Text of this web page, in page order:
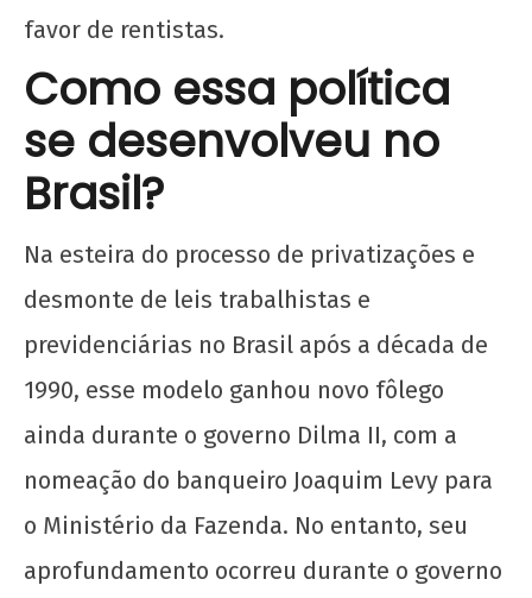
favor de rentistas.
Como essa política
se desenvolveu no
Brasil?
Na esteira do processo de privatizações e
desmonte de leis trabalhistas e
previdenciárias no Brasil após a década de
1990, esse modelo ganhou novo fôlego
ainda durante o governo Dilma II, com a
nomeação do banqueiro Joaquim Levy para
o Ministério da Fazenda. No entanto, seu
aprofundamento ocorreu durante o governo